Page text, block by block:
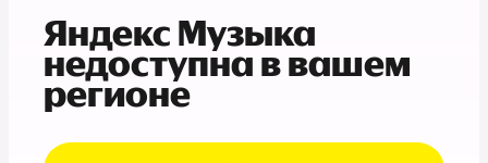
Яндекс Музыка
недоступна в вашем
регионе